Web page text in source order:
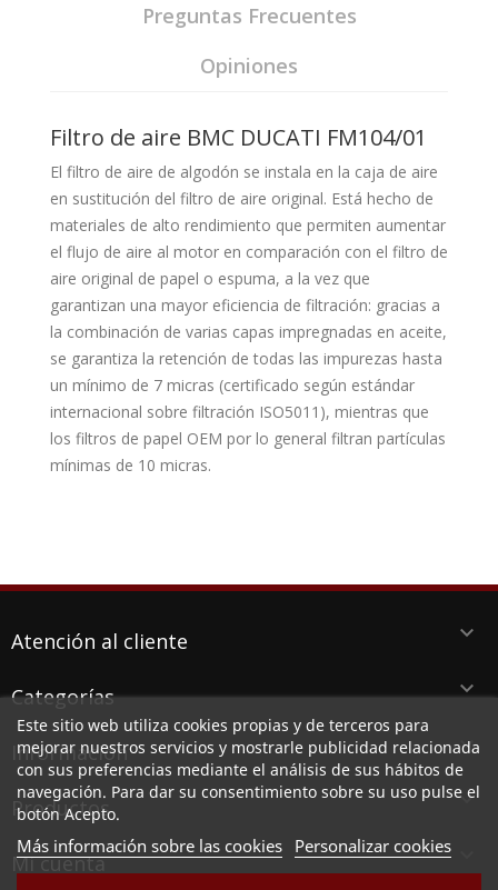
Preguntas Frecuentes
Opiniones
Filtro de aire BMC DUCATI FM104/01
El filtro de aire de algodón se instala en la caja de aire
en sustitución del filtro de aire original. Está hecho de
materiales de alto rendimiento que permiten aumentar
el flujo de aire al motor en comparación con el filtro de
aire original de papel o espuma, a la vez que
garantizan una mayor eficiencia de filtración: gracias a
la combinación de varias capas impregnadas en aceite,
se garantiza la retención de todas las impurezas hasta
un mínimo de 7 micras (certificado según estándar
internacional sobre filtración ISO5011), mientras que
los filtros de papel OEM por lo general filtran partículas
mínimas de 10 micras.
Atención al cliente keyboard_arrow_down
Categorías keyboard_arrow_down
Información keyboard_arrow_down
Productos keyboard_arrow_down
Mi cuenta
Este sitio web utiliza cookies propias y de terceros para
mejorar nuestros servicios y mostrarle publicidad relacionada
con sus preferencias mediante el análisis de sus hábitos de
navegación. Para dar su consentimiento sobre su uso pulse el
botón Acepto.
Más información sobre las cookies Personalizar cookies